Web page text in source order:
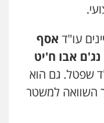
עו"ד אסף
נג'ם אבו ח'יט
שפטל. גם הוא
השוואה למשטר